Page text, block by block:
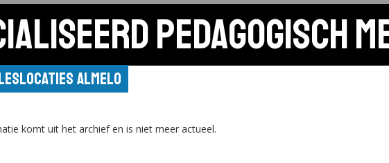
pedagogisch
leslocaties Almelo
komt uit het archief en is niet meer actueel.